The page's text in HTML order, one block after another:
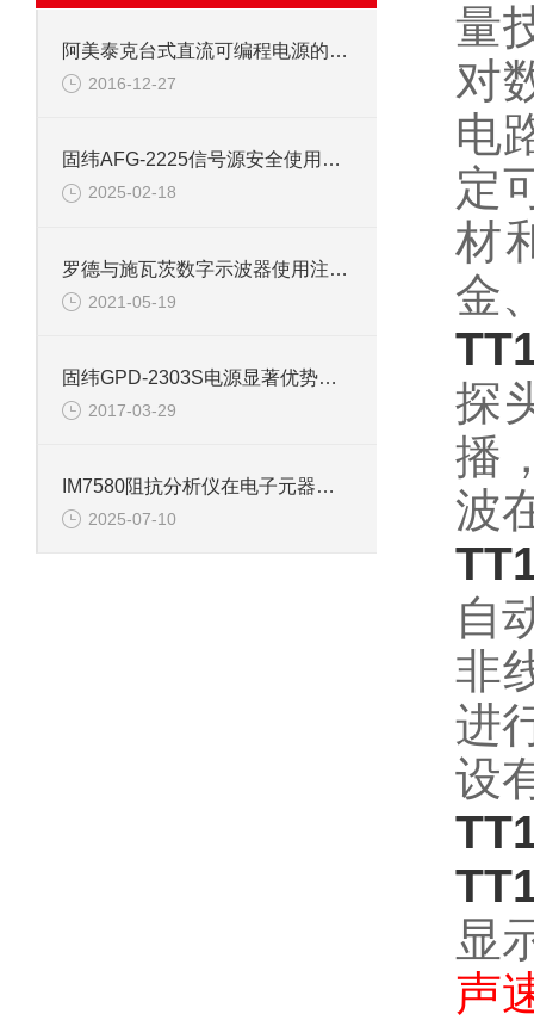
阿美泰克台式直流可编程电源的电路扩展
2016-12-27
固纬AFG-2225信号源安全使用条件
2025-02-18
罗德与施瓦茨数字示波器使用注意事项
2021-05-19
固纬GPD-2303S电源显著优势不胜枚举
2017-03-29
IM7580阻抗分析仪在电子元器件测试中的典型应用
2025-07-10
量
对
电
定
材
金
探
播
波
自
非
进
设
显
声